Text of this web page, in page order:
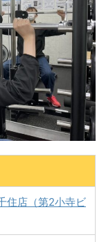
店（第2小寺ビ